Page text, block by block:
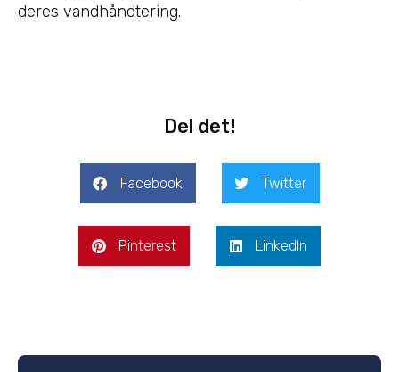
deres vandhåndtering.
Del det!
Facebook Twitter
Pinterest LinkedIn